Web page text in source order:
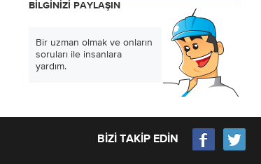
BILGINIZI PAYLAŞIN
Bir uzman olmak ve onların
soruları ile insanlara
yardım.
BIZI TAKIP EDIN